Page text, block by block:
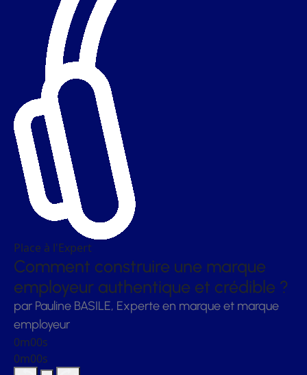
Place à l'Expert
Comment construire une marque
employeur authentique et crédible ?
par Pauline BASILE, Experte en marque et marque
employeur
0m00s
0m00s